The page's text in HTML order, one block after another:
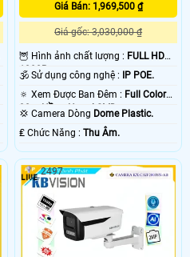
Giá Bán: 1,969,500 ₫
Giá gốc: 3,030,000 ₫
🦉 Hình ảnh chất lượng : FULL HD
1080P .
🕉️ Sử dụng công nghệ :
IP POE.
🔅 Xem Được Ban Đêm : Full Color
30m Hồng Ngoại SMD.
💢 Camera Dòng Dome Plastic.
️₤ Chức Năng :Thu Âm.
2497